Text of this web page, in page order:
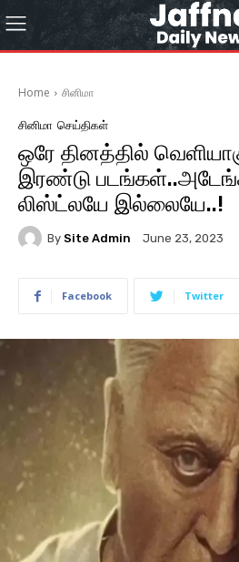
Home சினிமா
சினிமா செய்திகள்
ஒரே தினத்தில்
இரண்டு
லிஸ்ட்லயே இல்லையே..!
By Site Admin June 23, 2023
Facebook Twitter